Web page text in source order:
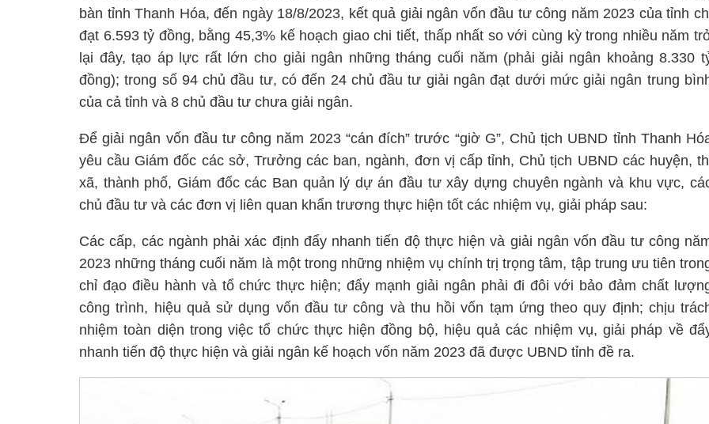
bàn tỉnh Thanh Hóa, đến ngày 18/8/2023, kết quả giải ngân vốn đầu tư công năm 2023 của tỉnh
đạt 6.593 tỷ đồng, bằng 45,3% kế hoạch giao chi tiết, thấp nhất so với cùng kỳ trong nhiều năm
lại đây, tạo áp lực rất lớn cho giải ngân những tháng cuối năm (phải giải ngân khoảng 8.330
đồng); trong số 94 chủ đầu tư, có đến 24 chủ đầu tư giải ngân đạt dưới mức giải ngân trung
của cả tỉnh và 8 chủ đầu tư chưa giải ngân.
Để giải ngân vốn đầu tư công năm 2023 “cán đích” trước “giờ G”, Chủ tịch UBND tỉnh Thanh
yêu cầu Giám đốc các sở, Trưởng các ban, ngành, đơn vị cấp tỉnh, Chủ tịch UBND các huyện,
xã, thành phố, Giám đốc các Ban quản lý dự án đầu tư xây dựng chuyên ngành và khu vực,
chủ đầu tư và các đơn vị liên quan khẩn trương thực hiện tốt các nhiệm vụ, giải pháp sau:
Các cấp, các ngành phải xác định đẩy nhanh tiến độ thực hiện và giải ngân vốn đầu tư công
2023 những tháng cuối năm là một trong những nhiệm vụ chính trị trọng tâm, tập trung ưu tiên
chỉ đạo điều hành và tổ chức thực hiện; đẩy mạnh giải ngân phải đi đôi với bảo đảm chất
công trình, hiệu quả sử dụng vốn đầu tư công và thu hồi vốn tạm ứng theo quy định; chịu
nhiệm toàn diện trong việc tổ chức thực hiện đồng bộ, hiệu quả các nhiệm vụ, giải pháp về
nhanh tiến độ thực hiện và giải ngân kế hoạch vốn năm 2023 đã được UBND tỉnh đề ra.